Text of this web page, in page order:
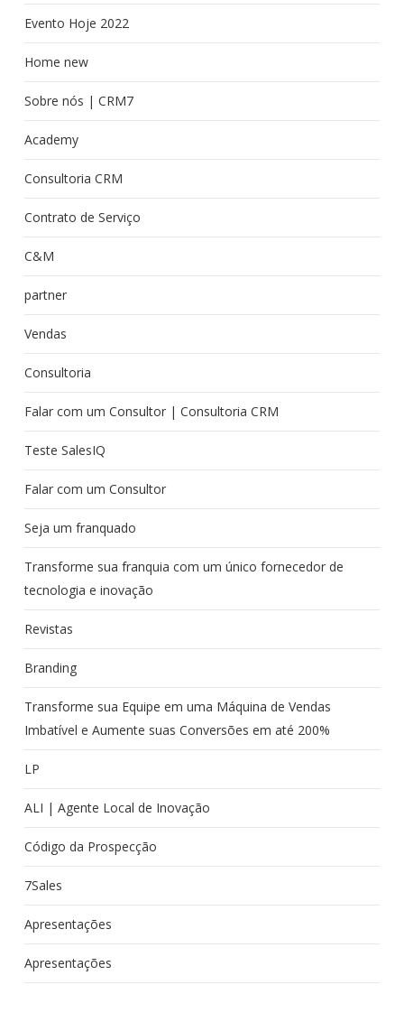
Evento Hoje 2022
Home new
Sobre nós | CRM7
Academy
Consultoria CRM
Contrato de Serviço
C&M
partner
Vendas
Consultoria
Falar com um Consultor | Consultoria CRM
Teste SalesIQ
Falar com um Consultor
Seja um franquado
Transforme sua franquia com um único fornecedor de
tecnologia e inovação
Revistas
Branding
Transforme sua Equipe em uma Máquina de Vendas
Imbatível e Aumente suas Conversões em até 200%
LP
ALI | Agente Local de Inovação
Código da Prospecção
7Sales
Apresentações
Apresentações